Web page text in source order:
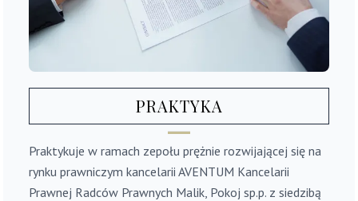
PRAKTYKA
Praktykuje w ramach zepołu prężnie rozwijającej się na
rynku prawniczym kancelarii AVENTUM Kancelarii
Prawnej Radców Prawnych Malik, Pokoj sp.p. z siedzibą